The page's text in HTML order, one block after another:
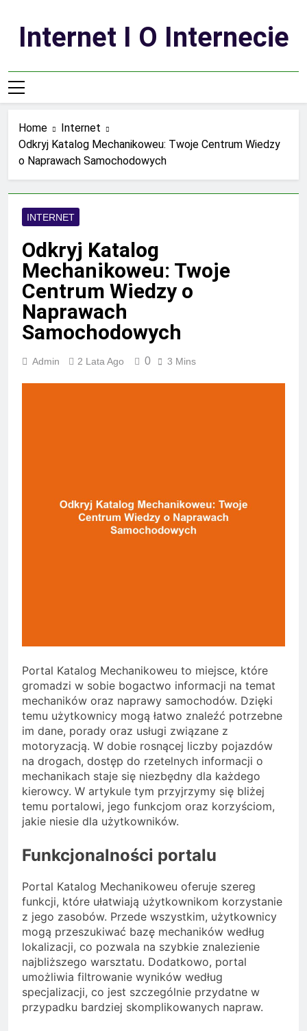
contentInternet I O Internecie
Home
Internet
Odkryj Katalog Mechanikoweu: Twoje Centrum Wiedzy
o Naprawach Samochodowych
INTERNET
Odkryj Katalog
Mechanikoweu: Twoje
Centrum Wiedzy o
Naprawach
Samochodowych
Admin 2 Lata Ago 0 3 Mins
Portal Katalog Mechanikoweu to miejsce, które
gromadzi w sobie bogactwo informacji na temat
mechaników oraz naprawy samochodów. Dzięki
temu użytkownicy mogą łatwo znaleźć potrzebne
im dane, porady oraz usługi związane z
motoryzacją. W dobie rosnącej liczby pojazdów
na drogach, dostęp do rzetelnych informacji o
mechanikach staje się niezbędny dla każdego
kierowcy. W artykule tym przyjrzymy się bliżej
temu portalowi, jego funkcjom oraz korzyściom,
jakie niesie dla użytkowników.
Funkcjonalności portalu
Portal Katalog Mechanikoweu oferuje szereg
funkcji, które ułatwiają użytkownikom korzystanie
z jego zasobów. Przede wszystkim, użytkownicy
mogą przeszukiwać bazę mechaników według
lokalizacji, co pozwala na szybkie znalezienie
najbliższego warsztatu. Dodatkowo, portal
umożliwia filtrowanie wyników według
specjalizacji, co jest szczególnie przydatne w
przypadku bardziej skomplikowanych napraw.